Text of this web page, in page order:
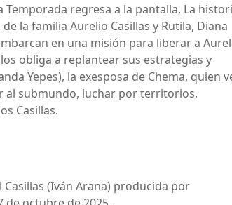
regresa a la pantalla, La
la familia Aurelio Casillas y Rutila, Diana
en una misión para liberar a
obliga a replantear sus estrategias y
Yepes), la exesposa de Chema, quien
al submundo, luchar por territorios,
Casillas.
(Iván Arana) producida por